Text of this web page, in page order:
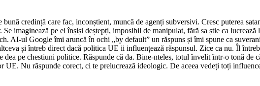
credință care fac, inconștient, muncă de agenți subversivi. Cresc puterea
imaginează pe ei înșiși deștepți, imposibil de manipulat, fără sa știe ca
AI-ul Google îmi aruncă în ochi „by default” un răspuns și îmi spune ca
și întreb direct dacă politica UE ii influențează răspunsul. Zice ca nu. Îl
pe chestiuni politice. Răspunde că da. Bine-nteles, totul învelit într-o tonă de
Nu răspunde corect, ci te prelucrează ideologic. De aceea vedeți toți